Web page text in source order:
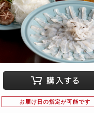
お届け日の指定が可能です